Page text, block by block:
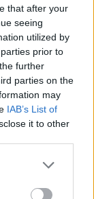
that after your
seeing
utilized by
prior to
further
parties on the
may
IAB’s List of
it to other
more Google
may click to
στην